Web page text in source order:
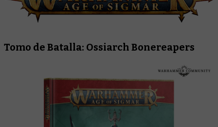
Tomo de Batalla: Ossiarch Bonereapers